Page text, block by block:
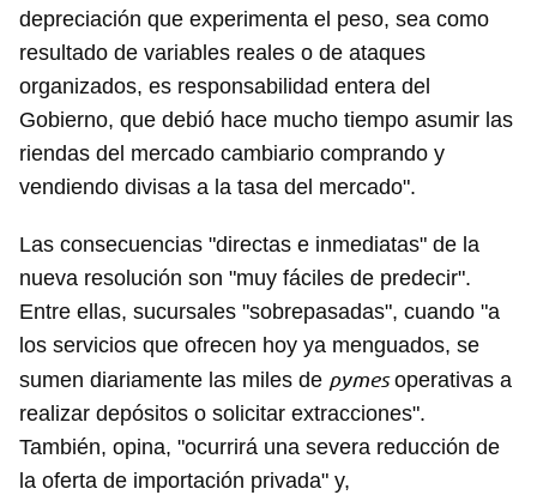
depreciación que experimenta el peso, sea como
resultado de variables reales o de ataques
organizados, es responsabilidad entera del
Gobierno, que debió hace mucho tiempo asumir las
riendas del mercado cambiario comprando y
vendiendo divisas a la tasa del mercado".
Las consecuencias "directas e inmediatas" de la
nueva resolución son "muy fáciles de predecir".
Entre ellas, sucursales "sobrepasadas", cuando "a
los servicios que ofrecen hoy ya menguados, se
sumen diariamente las miles de pymesoperativas a
realizar depósitos o solicitar extracciones".
También, opina, "ocurrirá una severa reducción de
la oferta de importación privada" y,